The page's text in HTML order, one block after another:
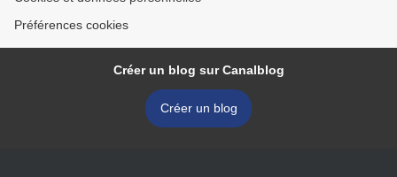
Préférences cookies
Créer un blog sur Canalblog
Créer un blog